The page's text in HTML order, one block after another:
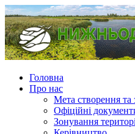
Головна
Про нас
Мета створення та
Офіційні
Зонування